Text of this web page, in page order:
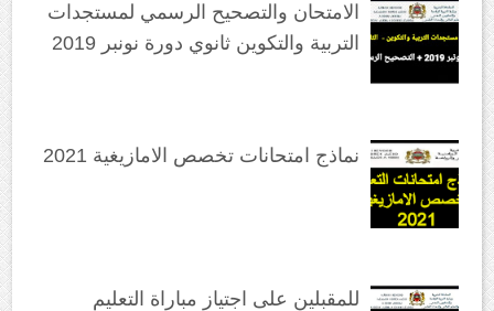
الامتحان والتصحيح الرسمي لمستجدات
التربية والتكوين ثانوي دورة نونبر 2019
نماذج امتحانات تخصص الامازيغية 2021
للمقبلين على اجتياز مباراة التعليم